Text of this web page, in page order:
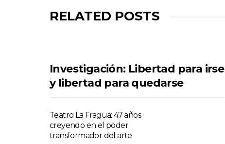
RELATED POSTS
Investigación: Libertad para irse
y libertad para quedarse
Teatro La Fragua: 47 años
creyendo en el poder
transformador del arte